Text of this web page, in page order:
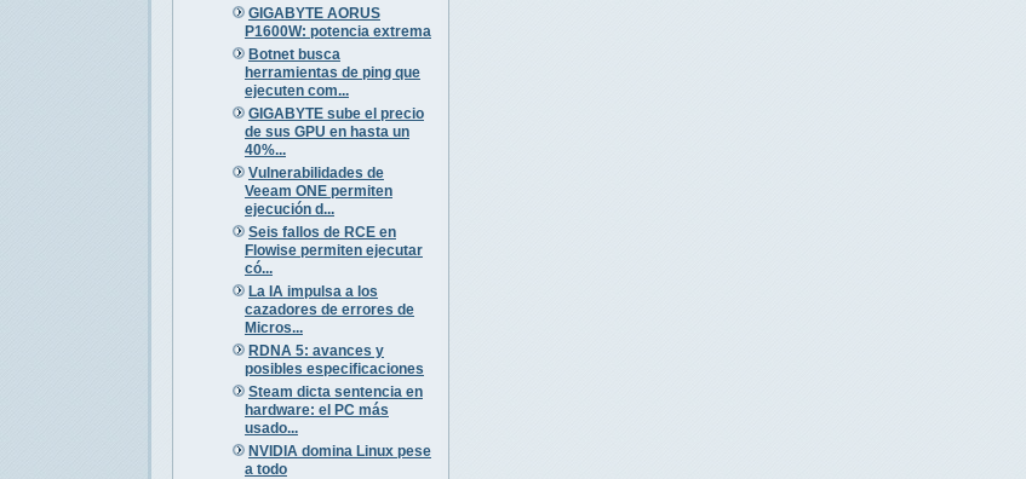
GIGABYTE AORUS
P1600W: potencia extrema
Botnet busca
herramientas de ping que
ejecuten com...
GIGABYTE sube el precio
de sus GPU en hasta un
40%...
Vulnerabilidades de
Veeam ONE permiten
ejecución d...
Seis fallos de RCE en
Flowise permiten ejecutar
có...
La IA impulsa a los
cazadores de errores de
Micros...
RDNA 5: avances y
posibles especificaciones
Steam dicta sentencia en
hardware: el PC más
usado...
NVIDIA domina Linux pese
a todo